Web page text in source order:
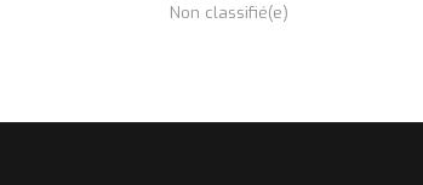
Non classifié(e)